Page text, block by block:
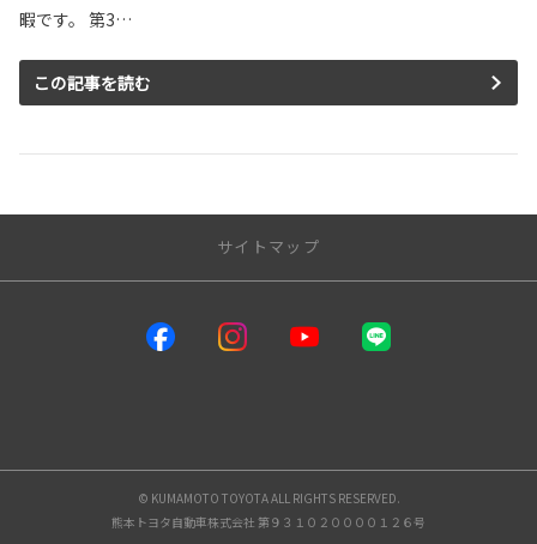
暇です。 第3…
この記事を読む
サイトマップ
© KUMAMOTO TOYOTA ALL RIGHTS RESERVED.
熊本トヨタ自動車株式会社 第９３１０２００００１２６号